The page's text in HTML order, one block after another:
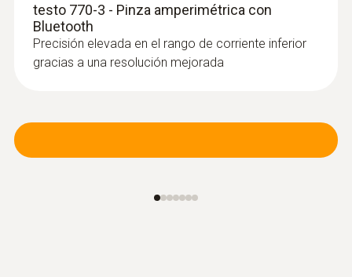
análisis de alto rendimiento. Con el
software IRSoft (descarga gratuita) es
posible analizar las imágenes térmicas y
de humedad de forma rápida, sencilla y
testo 770-3 - Pinza amperimétrica con
Bluetooth
Precisión elevada en el rango de corriente inferior
gracias a una resolución mejorada